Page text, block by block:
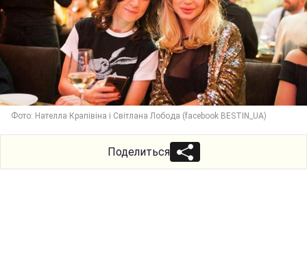
Фото: Нателла Крапівіна і Світлана Лобода (facebook BESTIN_UA)
Поделиться